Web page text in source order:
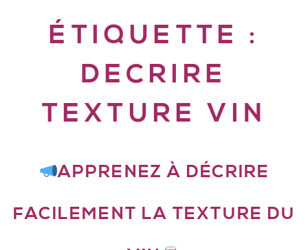
ÉTIQUETTE :
DECRIRE
TEXTURE VIN
APPRENEZ À DÉCRIRE
FACILEMENT LA TEXTURE DU